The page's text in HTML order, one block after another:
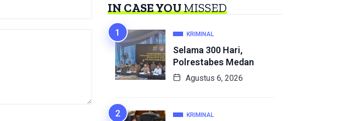
IN CASE YOUMISSED
KRIMINAL
Selama 300 Hari,
Polrestabes Medan
Agustus 6, 2026
KRIMINAL